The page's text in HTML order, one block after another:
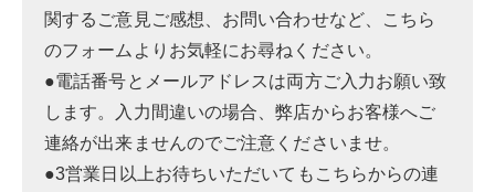
関するご意見ご感想、お問い合わせなど、こちら
のフォームよりお気軽にお尋ねください。
●電話番号とメールアドレスは両方ご入力お願い致
します。入力間違いの場合、弊店からお客様へご
連絡が出来ませんのでご注意くださいませ。
●3営業日以上お待ちいただいてもこちらからの連